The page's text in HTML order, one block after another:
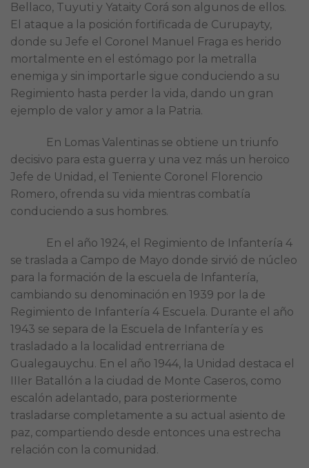
Bellaco, Tuyuti y Yataity Corá son algunos de ellos.
El ataque a la posición fortificada de Curupayty,
donde su Jefe el Coronel Manuel Fraga es herido
mortalmente en el estómago por la metralla
enemiga y sin importarle sigue conduciendo a su
Regimiento hasta perder la vida, dando un gran
ejemplo de valor y amor a la Patria.
En Lomas Valentinas se obtiene un triunfo
decisivo para esta guerra y una vez más un heroico
Jefe de Unidad, el Teniente Coronel Florencio
Romero, ofrenda su vida mientras combatía
conduciendo a sus hombres.
En el año 1924, el Regimiento de Infantería 4
se traslada a Campo de Mayo donde sirvió de núcleo
para la formación de la escuela de Infantería,
cambiando su denominación en 1939 por la de
Regimiento de Infantería 4 Escuela. Durante el año
1943 se separa de la Escuela de Infantería y es
trasladado a la localidad entrerriana de
Gualegauychu. En el año 1944, la Unidad destaca el
IIIer Batallón a la ciudad de Monte Caseros, como
escalón adelantado, para posteriormente
trasladarse completamente a su actual asiento de
paz, compartiendo desde entonces una estrecha
relación con la comunidad.